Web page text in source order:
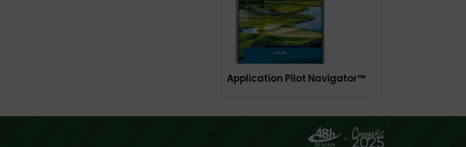
Application Pilot Navigator™